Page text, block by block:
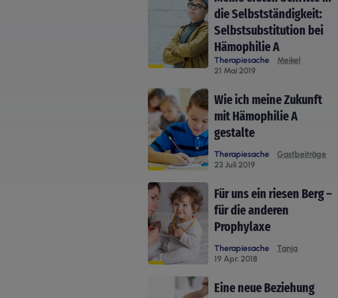
die Selbstständigkeit:
Selbstsubstitution bei
Hämophilie A
Therapiesache
Meikel
21 Mai 2019
Wie ich meine Zukunft
mit Hämophilie A
gestalte
Therapiesache
Gastbeiträge
23 Juli 2019
Für uns ein riesen Berg –
für die anderen
Prophylaxe
Therapiesache
Tanja
19 Apr. 2018
Eine neue Beziehung